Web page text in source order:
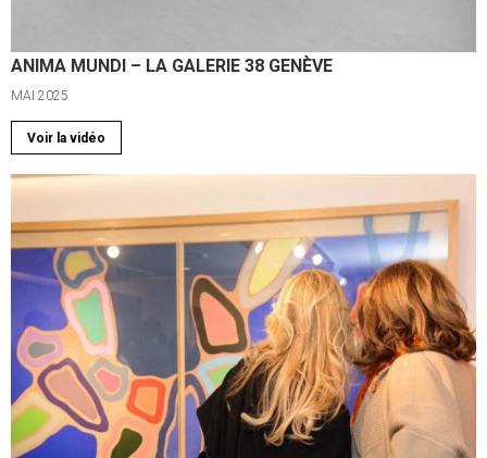
ANIMA MUNDI – LA GALERIE 38 GENÈVE
MAI 2025
Voir la vidéo